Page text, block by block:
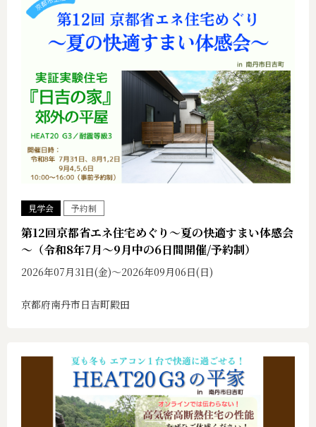
見学会 予約制
第12回京都省エネ住宅めぐり～夏の快適すまい体感会
～（令和8年7月～9月中の6日間開催/予約制）
2026年07月31日(金)〜2026年09月06日(日)
京都府南丹市日吉町殿田